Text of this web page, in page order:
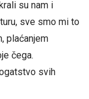
su nam i
sve smo mi to
plaćanjem
čega.
svih